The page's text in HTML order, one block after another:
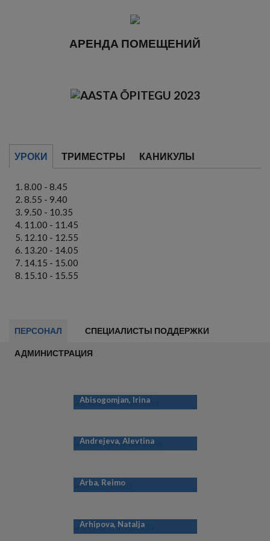
АРЕНДА ПОМЕЩЕНИЙ
УРОКИ ТРИМЕСТРЫ КАНИКУЛЫ
8.00 - 8.45
8.55 - 9.40
9.50 - 10.35
11.00 - 11.45
12.10 - 12.55
13.20 - 14.05
14.15 - 15.00
15.10 - 15.55
ПЕРСОНАЛ СПЕЦИАЛИСТЫ ПОДДЕРЖКИ
АДМИНИСТРАЦИЯ
Abisogomjan, Irina
Andrejeva, Alevtina
Arba, Reimo
Arhipova, Natalja